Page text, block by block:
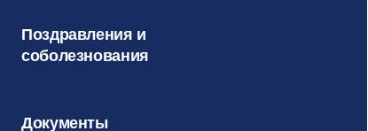
Поздравления и
соболезнования
Документы